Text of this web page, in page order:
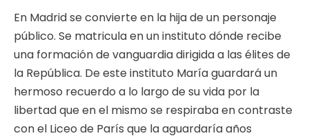
En Madrid se convierte en la hija de un personaje
público. Se matricula en un instituto dónde recibe
una formación de vanguardia dirigida a las élites de
la República. De este instituto María guardará un
hermoso recuerdo a lo largo de su vida por la
libertad que en el mismo se respiraba en contraste
con el Liceo de París que la aguardaría años